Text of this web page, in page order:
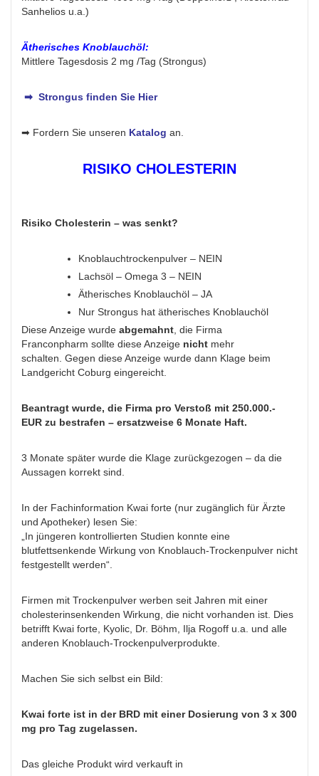
Sanhelios u.a.)
Ätherisches Knoblauchöl:
Mittlere Tagesdosis 2 mg /Tag (Strongus)
➡ Strongus finden Sie Hier
➡ Fordern Sie unseren Katalog an.
RISIKO CHOLESTERIN
Risiko Cholesterin – was senkt?
Knoblauchtrockenpulver – NEIN
Lachsöl – Omega 3 – NEIN
Ätherisches Knoblauchöl – JA
Nur Strongus hat ätherisches Knoblauchöl
Diese Anzeige wurde abgemahnt, die Firma
Franconpharm sollte diese Anzeige nicht mehr
schalten. Gegen diese Anzeige wurde dann Klage beim
Landgericht Coburg eingereicht.
Beantragt wurde, die Firma pro Verstoß mit 250.000.-
EUR zu bestrafen – ersatzweise 6 Monate Haft.
3 Monate später wurde die Klage zurückgezogen – da die
Aussagen korrekt sind.
In der Fachinformation Kwai forte (nur zugänglich für Ärzte
und Apotheker) lesen Sie:
„In jüngeren kontrollierten Studien konnte eine
blutfettsenkende Wirkung von Knoblauch-Trockenpulver nicht
festgestellt werden“.
Firmen mit Trockenpulver werben seit Jahren mit einer
cholesterinsenkenden Wirkung, die nicht vorhanden ist. Dies
betrifft Kwai forte, Kyolic, Dr. Böhm, Ilja Rogoff u.a. und alle
anderen Knoblauch-Trockenpulverprodukte.
Machen Sie sich selbst ein Bild:
Kwai forte ist in der BRD mit einer Dosierung von 3 x 300
mg pro Tag zugelassen.
Das gleiche Produkt wird verkauft in